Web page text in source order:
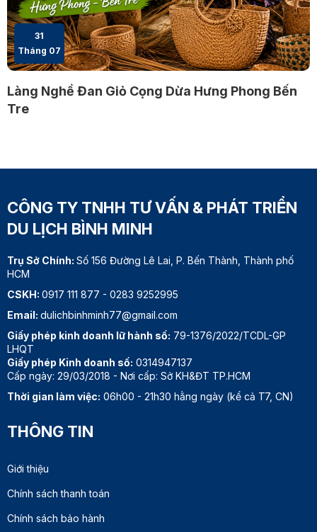
31
Tháng 07
Làng Nghề Đan Giỏ Cọng Dừa Hưng Phong Bến
Tre
CÔNG TY TNHH TƯ VẤN & PHÁT TRIỂN
DU LỊCH BÌNH MINH
Trụ Sở Chính: Số 156 Đường Lê Lai, P. Bến Thành, Thành phố
HCM
CSKH: 0917 111 877 - 0283 9252995
Email: dulichbinhminh77@gmail.com
Giấy phép kinh doanh lữ hành số: 79-1376/2022/TCDL-GP
LHQT
Giấy phép Kinh doanh số: 0314947137
Cấp ngày: 29/03/2018 - Nơi cấp: Sở KH&ĐT TP.HCM
Thời gian làm việc: 06h00 - 21h30 hằng ngày (kể cả T7, CN)
THÔNG TIN
Giới thiệu
Chính sách thanh toán
Chính sách bảo hành